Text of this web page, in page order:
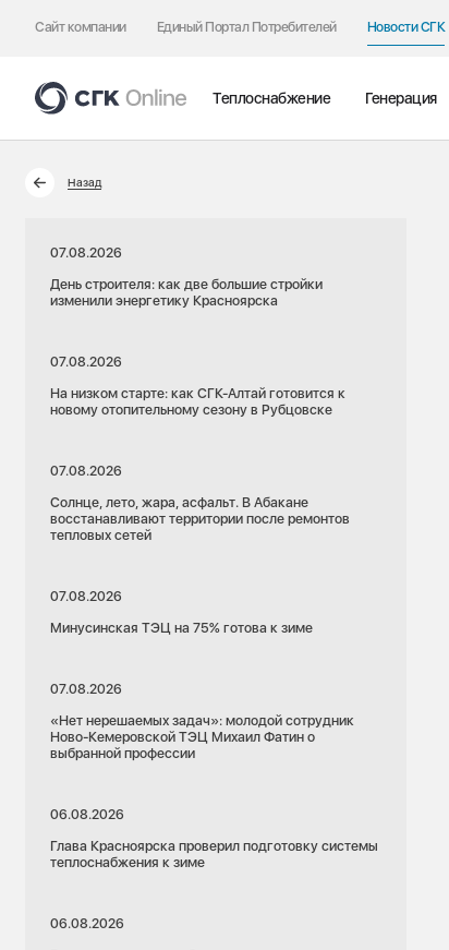
Сайт компании Единый Портал Потребителей Новости СГК
Теплоснабжение Генерация
Назад
07.08.2026
День строителя: как две большие стройки
изменили энергетику Красноярска
07.08.2026
На низком старте: как СГК-Алтай готовится к
новому отопительному сезону в Рубцовске
07.08.2026
Солнце, лето, жара, асфальт. В Абакане
восстанавливают территории после ремонтов
тепловых сетей
07.08.2026
Минусинская ТЭЦ на 75% готова к зиме
07.08.2026
«Нет нерешаемых задач»: молодой сотрудник
Ново-Кемеровской ТЭЦ Михаил Фатин о
выбранной профессии
06.08.2026
Глава Красноярска проверил подготовку системы
теплоснабжения к зиме
06.08.2026